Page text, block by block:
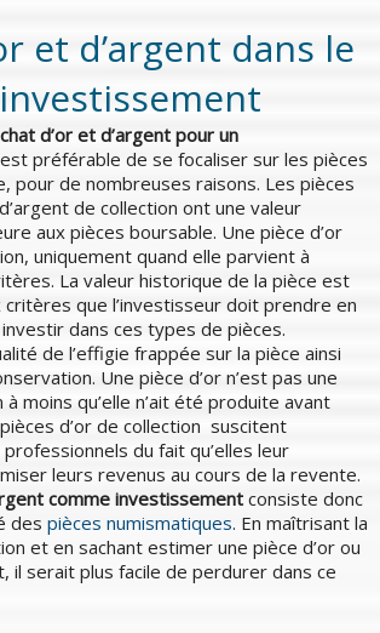
et d’argent dans le
investissement
d’or et d’argent pour un
préférable de se focaliser sur les pièces
pour de nombreuses raisons. Les pièces
de collection ont une valeur
aux pièces boursable. Une pièce d’or
uniquement quand elle parvient à
La valeur historique de la pièce est
critères que l’investisseur doit prendre en
dans ces types de pièces.
de l’effigie frappée sur la pièce ainsi
Une pièce d’or n’est pas une
moins qu’elle n’ait été produite avant
d’or de collection suscitent
du fait qu’elles leur
leurs revenus au cours de la revente.
comme investissement consiste donc
des pièces numismatiques. En maîtrisant la
et en sachant estimer une pièce d’or ou
il serait plus facile de perdurer dans ce